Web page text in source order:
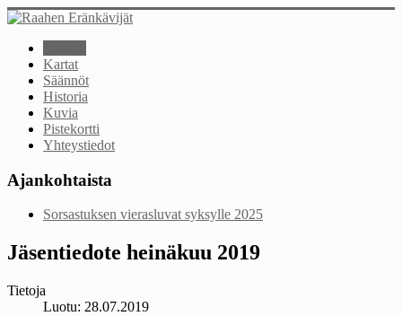
Kartat
Säännöt
Historia
Kuvia
Pistekortti
Yhteystiedot
Ajankohtaista
Sorsastuksen vierasluvat syksylle 2025
Jäsentiedote heinäkuu 2019
Tietoja
Luotu: 28.07.2019